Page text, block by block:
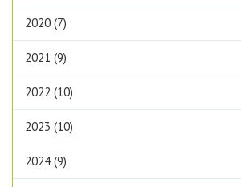
2020 (7)
2021 (9)
2022 (10)
2023 (10)
2024 (9)